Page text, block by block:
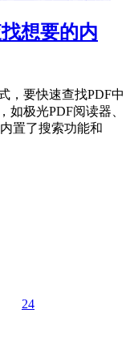
想要的内
，要快速查找PDF中
如极光PDF阅读器、
置了搜索功能和
24